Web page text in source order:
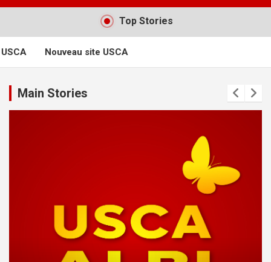
Top Stories
Nouveau site USCA
Main Stories